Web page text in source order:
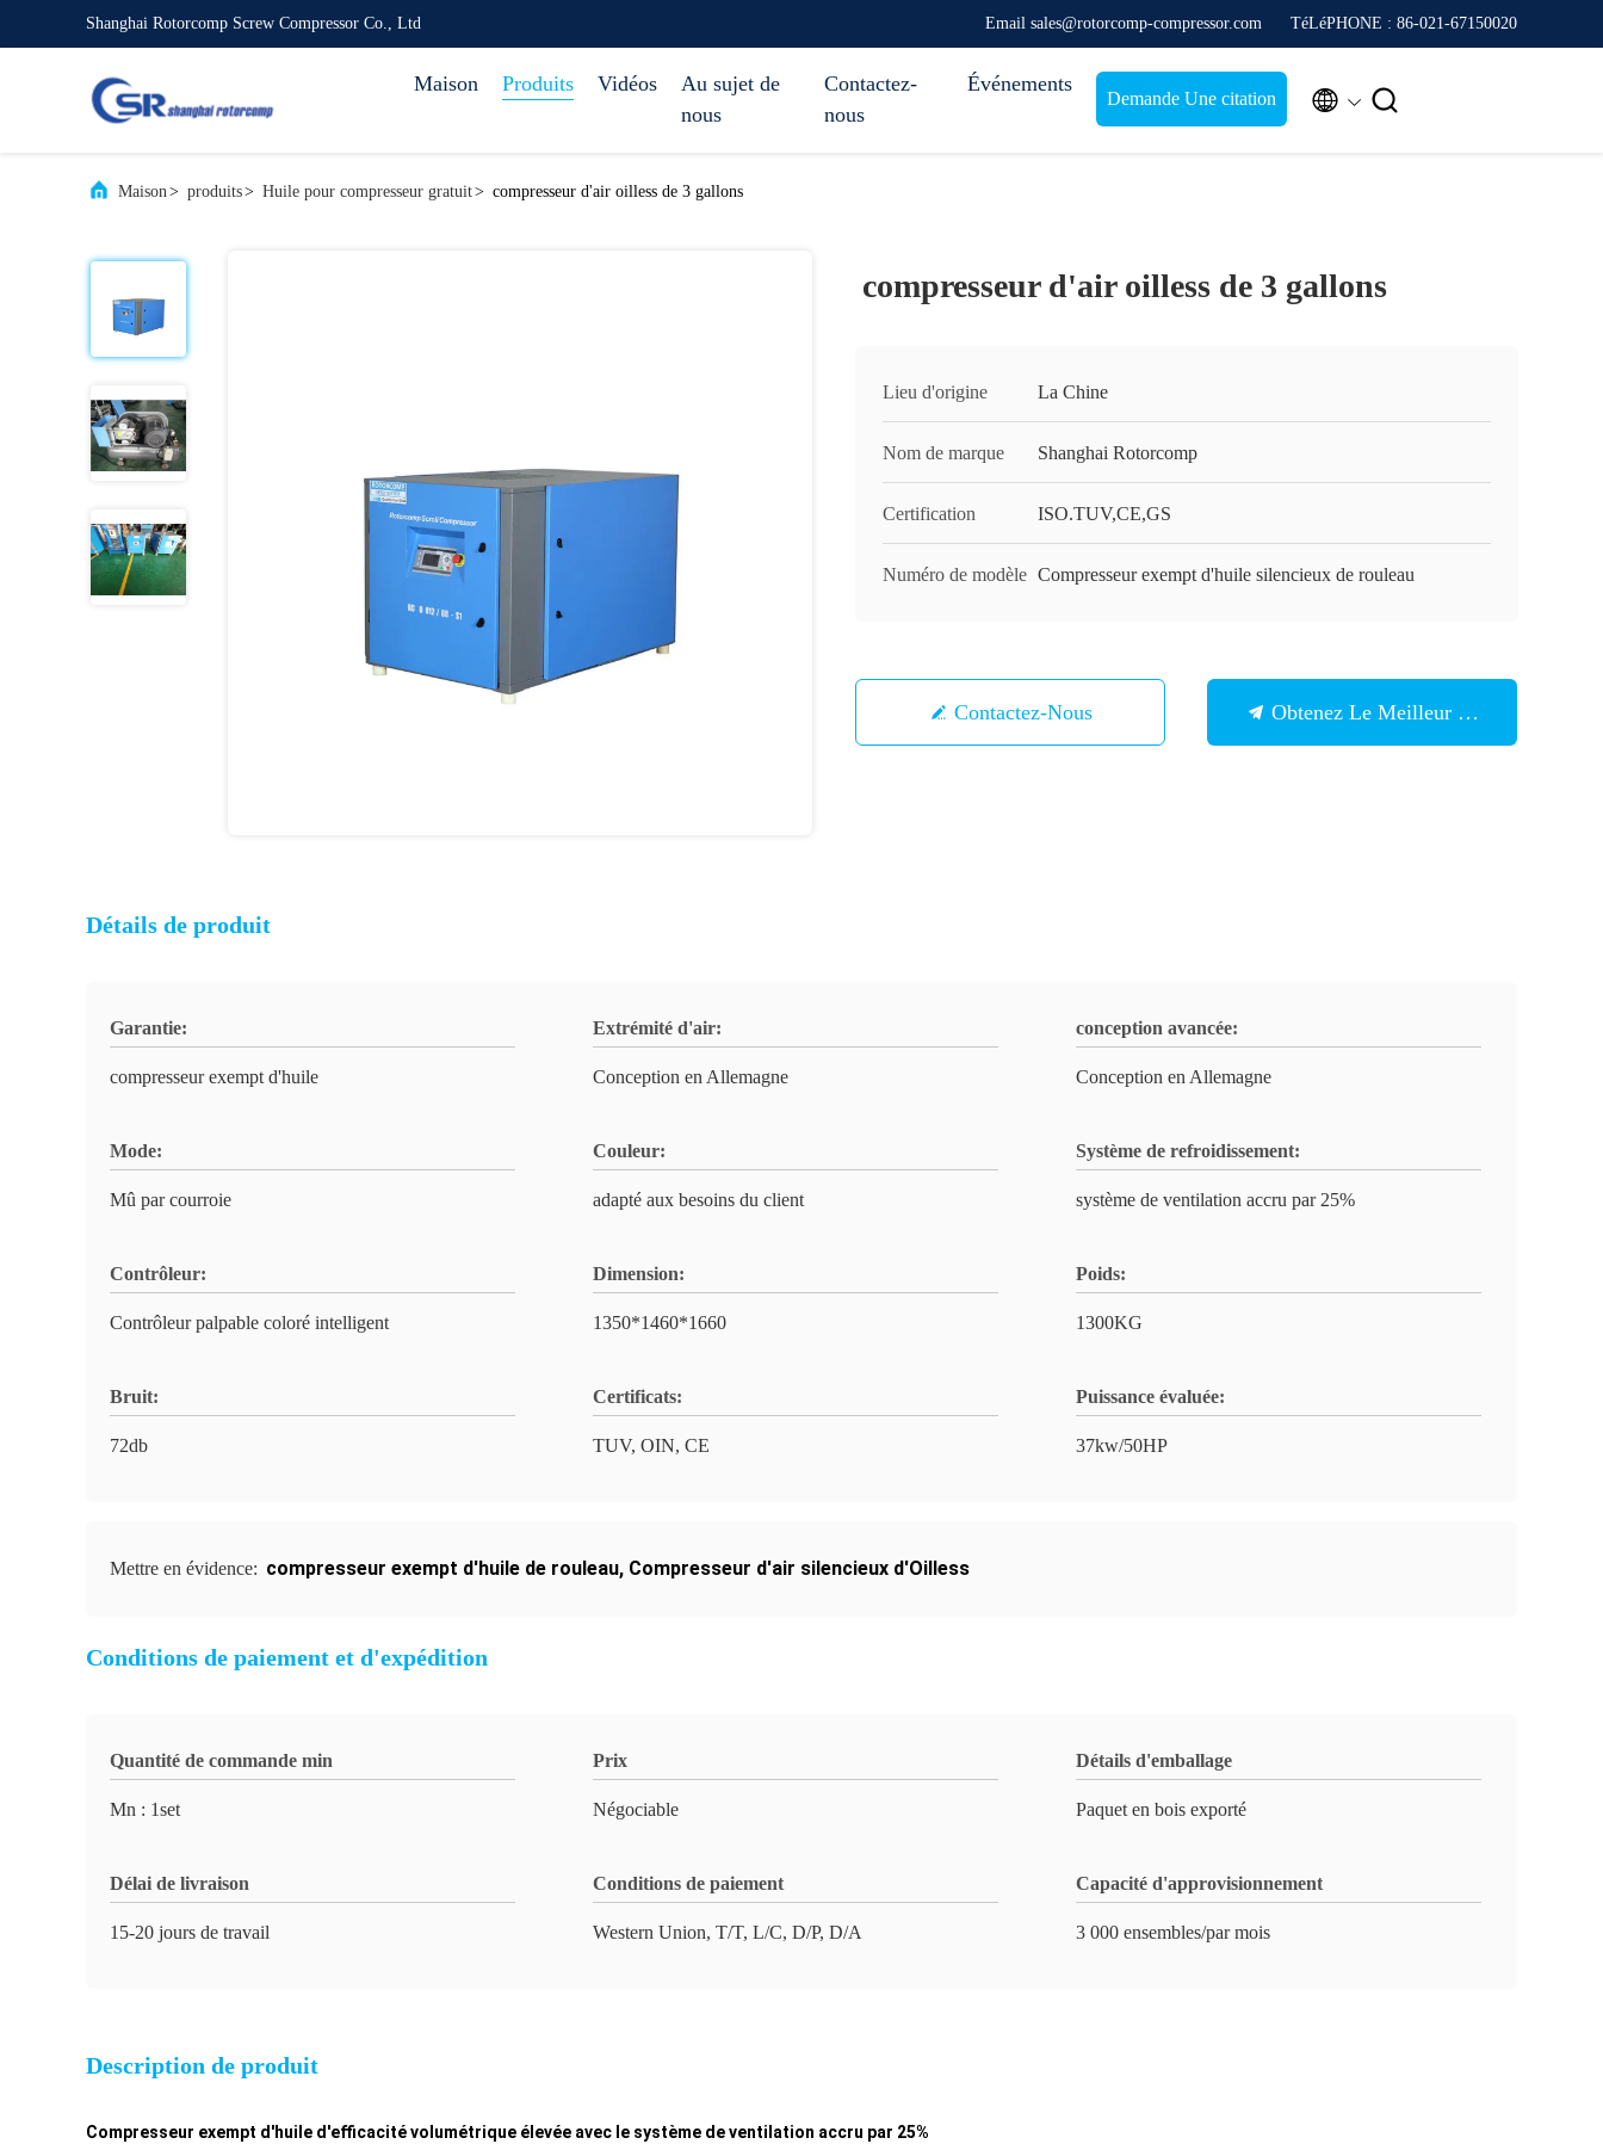
Shanghai Rotorcomp Screw Compressor Co., Ltd Email sales@rotorcomp-compressor.com TéLéPHONE : 86-021-67150020
Maison Produits Vidéos
Au sujet de
nous
Contactez-
nous
Événements
Demande Une citation  
Maison> produits> Huile pour compresseur gratuit> compresseur d'air oilless de 3 gallons
compresseur d'air oilless de 3 gallons
Lieu d'origine La Chine
Nom de marque Shanghai Rotorcomp
Certification ISO.TUV,CE,GS
Numéro de modèle Compresseur exempt d'huile silencieux de rouleau
Contactez-Nous Obtenez Le Meilleur Prix
Détails de produit
Garantie:
compresseur exempt d'huile
Extrémité d'air:
Conception en Allemagne
conception avancée:
Conception en Allemagne
Mode:
Mû par courroie
Couleur:
adapté aux besoins du client
Système de refroidissement:
système de ventilation accru par 25%
Contrôleur:
Contrôleur palpable coloré intelligent
Dimension:
1350*1460*1660
Poids:
1300KG
Bruit:
72db
Certificats:
TUV, OIN, CE
Puissance évaluée:
37kw/50HP
Mettre en évidence: compresseur exempt d'huile de rouleau, Compresseur d'air silencieux d'Oilless
Conditions de paiement et d'expédition
Quantité de commande min
Mn : 1set
Prix
Négociable
Détails d'emballage
Paquet en bois exporté
Délai de livraison
15-20 jours de travail
Conditions de paiement
Western Union, T/T, L/C, D/P, D/A
Capacité d'approvisionnement
3 000 ensembles/par mois
Description de produit
Compresseur exempt d'huile d'efficacité volumétrique élevée avec le système de ventilation accru par 25%